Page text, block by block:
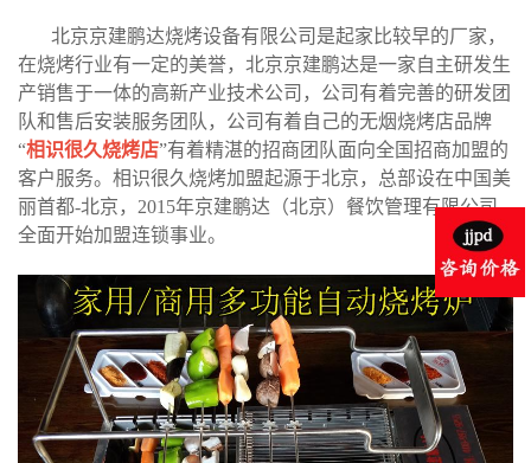
北京京建鹏达烧烤设备有限公司是起家比较早的厂家，
在烧烤行业有一定的美誉，北京京建鹏达是一家自主研发生
产销售于一体的高新产业技术公司，公司有着完善的研发团
队和售后安装服务团队，公司有着自己的无烟烧烤店品牌
“相识很久烧烤店”有着精湛的招商团队面向全国招商加盟的
客户服务。相识很久烧烤加盟起源于北京，总部设在中国美
丽首都-北京，2015年京建鹏达（北京）餐饮管理有限公司
全面开始加盟连锁事业。